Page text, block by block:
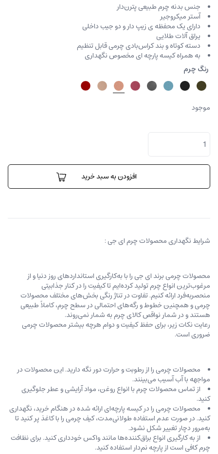
جنس بدنه چرم طبیعی پترن‌دار
آستر میکروجیر
دارای یک محفظه ی زیپ دار و دو جیب داخلی
یراق آلات طلایی
دسته کوتاه و بند کراس‌بادی چرمی قابل تنظیم
به همراه کیسه پارچه ای مخصوص نگهداری
رنگ چرم
موجود
کیف
کارینا
کوچک
عدد
افزودن به سبد خرید
شرایط نگهداری محصولات چرم ای جی :
محصولات چرمی برند ای جی را با به‌کارگیری استانداردهای روز دنیا و از
مرغوب‌ترین انواع چرم تولید کرده‌ایم تا کیفیت را در کنار جذابیتی
منحصربه‌فرد ارائه کنیم. تفاوت در تناژ رنگی بخش‌های مختلف محصولات
چرمی و همچنین خطوط و رگه‌‌های احتمالی در سطح چرم، کاملاً طبیعی
هستند و در شمار نواقص کالای چرم به شمار نمی‌روند.
رعایت نکات زیر، برای حفظ کیفیت و دوام هرچه بیشتر محصولات چرمی
ضروری است.
محصولات چرمی را از رطوبت و حرارت دور نگه دارید. این محصولات در
مواجهه با آب آسیب می‌بینند.
از تماس محصولات چرم با انواع روغن‌، مواد آرایشی و عطر جلوگیری
کنید.
محصولات چرمی را در کیسه‌ پارچه‌ای ارائه شده در هنگام خرید، ‌نگهداری
کنید. در صورت عدم استفاده طولانی‌مدت، کیف‌ چرمی را با کاغذ پر کنید تا
به‌مرور دچار تغییر شکل نشود.
از به کارگیری انواع براق‌کننده‌ها مانند واکس خودداری کنید. برای نظافت
چرم کافی است از پارچه‌ نم‌دار استفاده کنید.